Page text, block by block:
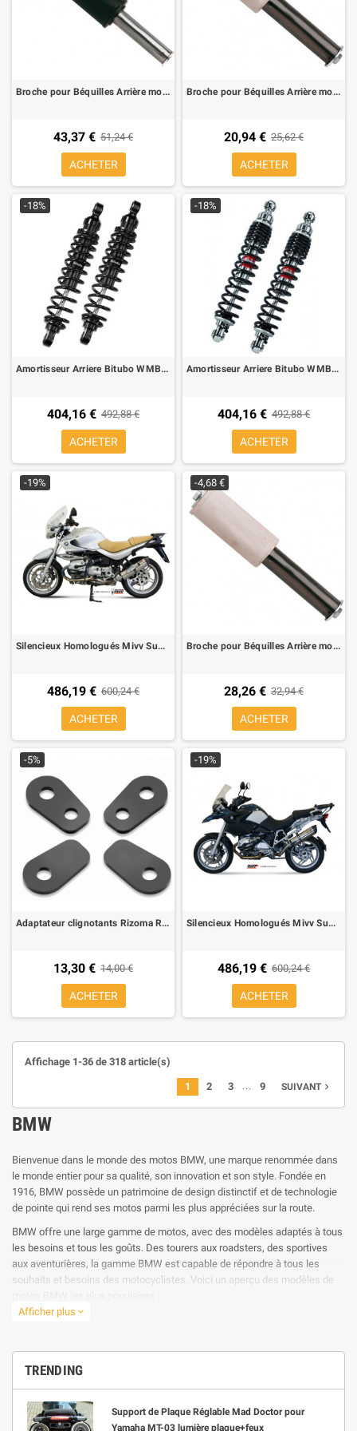
TRENDING
Support de Plaque Réglable Mad Doctor pour
Yamaha MT-03 lumière plaque+feux
Broche pour Béquilles Arrière monobras Bike Lift RS-16 pour BMW K/R 1200/1300, HP2
43,37 € 51,24 €
ACHETER
Broche pour Béquilles Arrière monobras Bike Lift RS-16R pour BMW F 650 CS
20,94 € 25,62 €
ACHETER
-18%
Amortisseur Arriere Bitubo WMB02 pour BMW R 45-R 65 78-85
404,16 € 492,88 €
ACHETER
-18%
Amortisseur Arriere Bitubo WMB02 pour BMW R-6, R-7, R90, R100 69-87
404,16 € 492,88 €
ACHETER
-19%
Silencieux Homologués Mivv Suono Inox BMW R 1150 R
486,19 € 600,24 €
ACHETER
-4,68 €
Broche pour Béquilles Arrière monobras Bike Lift RS-16R pour BMW R 1200 GS/R, F 650 CS
28,26 € 32,94 €
ACHETER
-5%
Adaptateur clignotants Rizoma R221B pour BMW K 1300 R, S 1000 RR, R 1200 GS 13-, R Nine T (4 pz pour 2 clignotants)
13,30 € 14,00 €
ACHETER
-19%
Silencieux Homologués Mivv Suono Inox BMW R 1200 GS 04-07
486,19 € 600,24 €
ACHETER
Affichage 1-36 de 318 article(s)
1 2 3 … 9 SUIVANTnavigate_next
BMW
Bienvenue dans le monde des motos BMW, une marque renommée dans
le monde entier pour sa qualité, son innovation et son style. Fondée en
1916, BMW possède un patrimoine de design distinctif et de technologie
de pointe qui rend ses motos parmi les plus appréciées sur la route.
BMW offre une large gamme de motos, avec des modèles adaptés à tous
les besoins et tous les goûts. Des tourers aux roadsters, des sportives
aux aventurières, la gamme BMW est capable de répondre à tous les
souhaits et besoins des motocyclistes. Voici un aperçu des modèles de
- R 1250 GS : synonyme d'aventure, la R 1250 GS est le choix idéal pour
bicylindre de 1250 cc, la R 1250 GS offre une puissance de 100 ch et une
excellente maniabilité, aussi bien sur route que hors route.
- S 1000 RR : pour les passionnés de motos sportives, la S 1000 RR est un
excellent choix. Avec un moteur de 999 cc et 205 ch, cette moto
représente l'excellence en termes de performances. La S 1000 RR
Afficher plus expand_more